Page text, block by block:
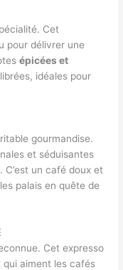
Cet
pour délivrer une
épicées et
idéales pour
gourmandise.
et séduisantes
. C’est un café doux et
palais en quête de
Cet expresso
qui aiment les cafés